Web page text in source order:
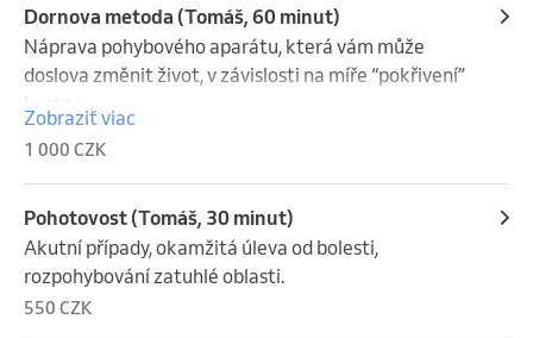
Dornova metoda (Tomáš, 60 minut)
Náprava pohybového aparátu, která vám může
doslova změnit život, v závislosti na míře “pokřivení”
kostry.
Zobraziť viac
1 000 CZK
Pohotovost (Tomáš, 30 minut)
Akutní případy, okamžitá úleva od bolesti,
rozpohybování zatuhlé oblasti.
550 CZK